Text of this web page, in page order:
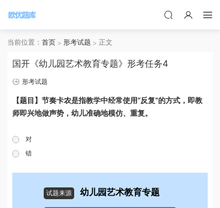
当前位置： 首页 形考试题 正文
国开《幼儿园艺术教育专题》形考任务4
形考试题
【题目】 节奏卡农是指教学中经常使用“反复”的方式 ， 即教
师即兴地做声势 ， 幼儿准确地模仿、 重复。
对
错
试题来源 幼儿园艺术教育专题